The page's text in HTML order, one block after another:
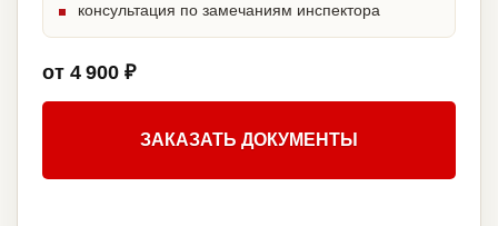
консультация по замечаниям инспектора
от 4 900 ₽
ЗАКАЗАТЬ ДОКУМЕНТЫ